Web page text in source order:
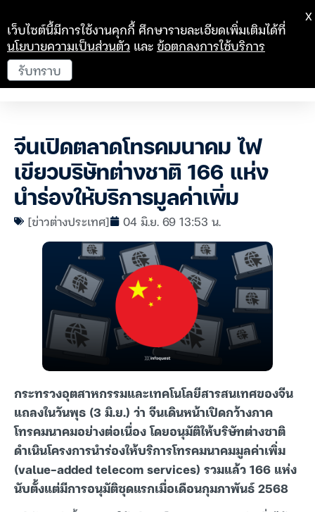
จีนเปิดตลาดโทรคมนาคม ไฟ
เขียวบริษัทต่างชาติ 166 แห่ง
นำร่องให้บริการมูลค่าเพิ่ม
[ข่าวต่างประเทศ] 04 มิ.ย. 69 13:53 น.
กระทรวงอุตสาหกรรมและเทคโนโลยีสารสนเทศของจีน
แถลงในวันพุธ (3 มิ.ย.) ว่า จีนเดินหน้าเปิดกว้างภาค
โทรคมนาคมอย่างต่อเนื่อง โดยอนุมัติให้บริษัทต่างชาติ
ดำเนินโครงการนำร่องให้บริการโทรคมนาคมมูลค่าเพิ่ม
(value-added telecom services) รวมแล้ว 166 แห่ง
นับตั้งแต่มีการอนุมัติชุดแรกเมื่อเดือนกุมภาพันธ์ 2568
เว็บไซต์นี้มีการใช้งานคุกกี้ ศึกษารายละเอียดเพิ่มเติมได้ที่
นโยบายความเป็นส่วนตัว และข้อตกลงการใช้บริการ
รับทราบ
X